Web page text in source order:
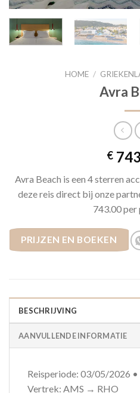
HOME /
Avra
€
Avra Beach is een 4 sterren
deze reis direct bij onze
743.00 per
PRIJZEN EN BOEKEN
BESCHRIJVING
AANVULLENDE INFORMATIE
Reisperiode: 03/05/2026 •
Vertrek: AMS → RHO